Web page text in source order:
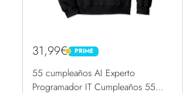
31,99€ PRIME
PRIME
55 cumpleaños AI Experto
Programador IT Cumpleaños 55